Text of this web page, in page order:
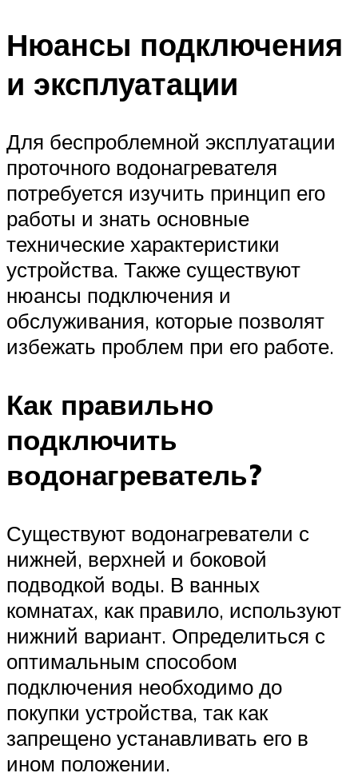
Нюансы подключения
и эксплуатации
Для беспроблемной эксплуатации
проточного водонагревателя
потребуется изучить принцип его
работы и знать основные
технические характеристики
устройства. Также существуют
нюансы подключения и
обслуживания, которые позволят
избежать проблем при его работе.
Как правильно
подключить
водонагреватель?
Существуют водонагреватели с
нижней, верхней и боковой
подводкой воды. В ванных
комнатах, как правило, используют
нижний вариант. Определиться с
оптимальным способом
подключения необходимо до
покупки устройства, так как
запрещено устанавливать его в
ином положении.